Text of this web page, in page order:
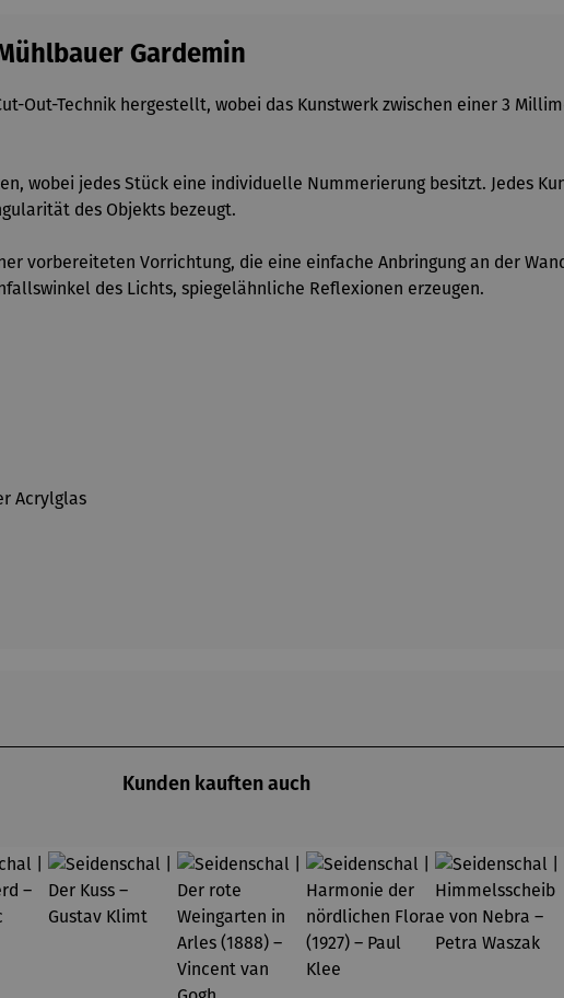
Gardemin
Out-Technik hergestellt, wobei das Kunstwerk zwischen einer 3
wobei jedes Stück eine individuelle Nummerierung besitzt. Jedes
des Objekts bezeugt.
vorbereiteten Vorrichtung, die eine einfache Anbringung an der
des Lichts, spiegelähnliche Reflexionen erzeugen.
Acrylglas
Kunden kauften auch